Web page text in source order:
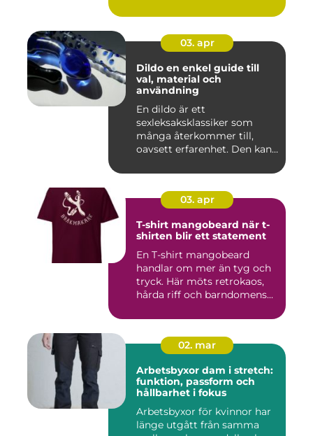
03. apr
Dildo en enkel guide till
val, material och
användning
En dildo är ett
sexleksaksklassiker som
många återkommer till,
oavsett erfarenhet. Den kan
03. apr
T-shirt mangobeard när t-
shirten blir ett statement
En T-shirt mangobeard
handlar om mer än tyg och
tryck. Här möts retrokaos,
hårda riff och barndomens...
02. mar
Arbetsbyxor dam i stretch:
funktion, passform och
hållbarhet i fokus
Arbetsbyxor för kvinnor har
länge utgått från samma